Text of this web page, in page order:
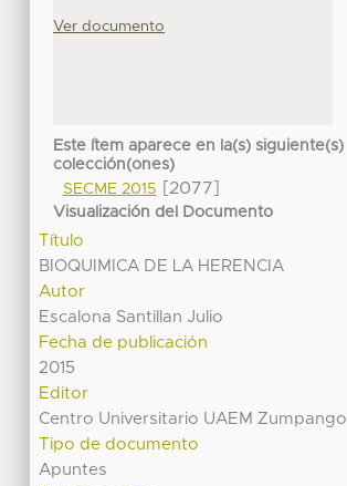
Ver documento
Este ítem aparece en la(s) siguiente(s)
colección(ones)
SECME 2015
[2077]
Visualización del Documento
Título
BIOQUIMICA DE LA HERENCIA
Autor
Escalona Santillan Julio
Fecha de publicación
2015
Editor
Centro Universitario UAEM Zumpango
Tipo de documento
Apuntes